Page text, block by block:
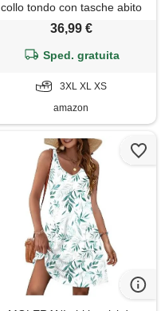
collo tondo con tasche abito
elegante increspature bordo
fiori bianchi xxxl
36,99 €
Sped. gratuita
3XL XL XS
amazon